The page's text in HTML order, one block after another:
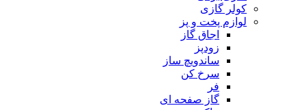
کولر گازی
لوازم پخت و پز
اجاق گاز
زودپز
ساندویچ ساز
سرخ کن
فر
گاز صفحه ای